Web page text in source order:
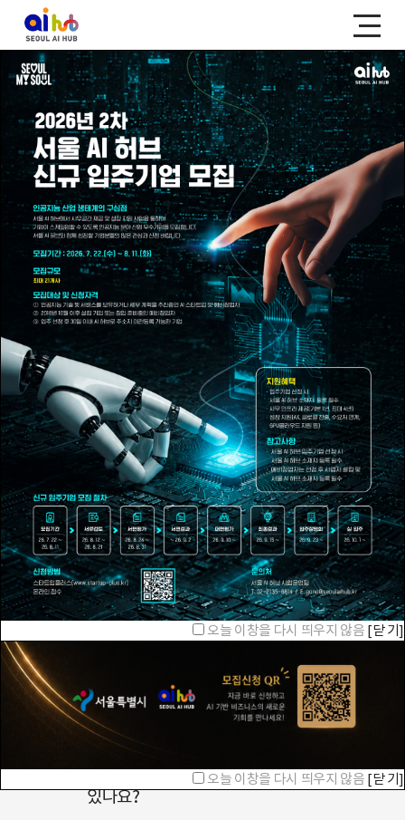
SEOUL AI HUB KEY MENU
허브소개
서울 AI 허브는
어떤 곳인가요?
프로그램
다양한 프로그램들을
만나보세요!
시설예약
회의할 공간이
필요하신가요?
입주기업
우리 입주기업을
소개합니다!
입주안내
어떻게 입주할 수
있나요?
오늘 이창을 다시 띄우지 않음[닫 기]
오늘 이창을 다시 띄우지 않음[닫 기]
오늘 이창을 다시 띄우지 않음 [닫 기]
오늘 이창을 다시 띄우지 않음 [닫 기]